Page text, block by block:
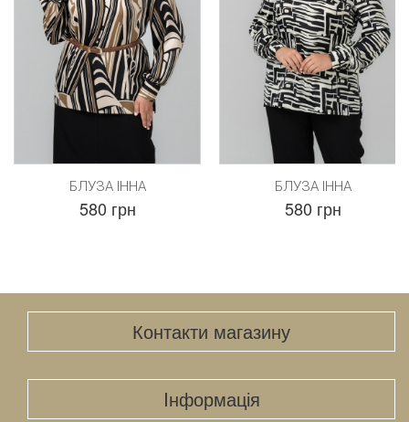
БЛУЗА ІННА
580 грн
БЛУЗА ІННА
580 грн
Контакти магазину
Iнформація